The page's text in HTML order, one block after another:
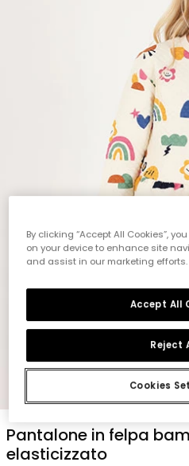
1 2 3
Pantalone in felpa
elasticizzato
By clicking “Accept All Cookies”,
on your device to enhance site
and assist in our marketing efforts.
Cookies
Reject
Accept All